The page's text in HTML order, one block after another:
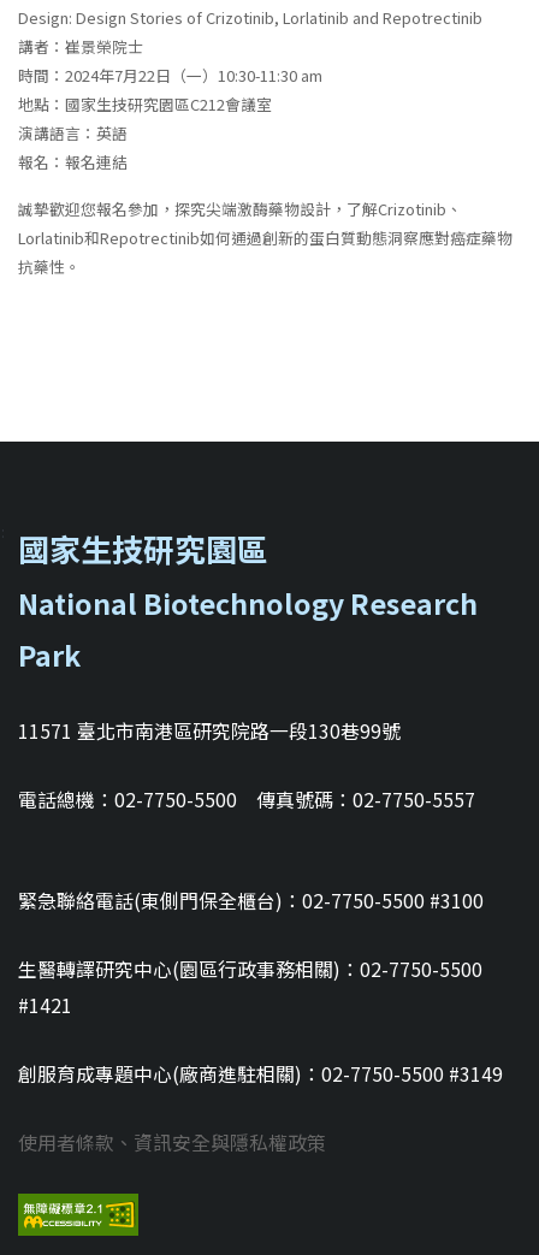
Design: Design Stories of Crizotinib, Lorlatinib and Repotrectinib
講者：崔景榮院士
時間：2024年7月22日（一）10:30-11:30 am
地點：國家生技研究園區C212會議室
演講語言：英語
報名： 報名連結
誠摯歡迎您報名參加，探究尖端激酶藥物設計，了解Crizotinib、
Lorlatinib和Repotrectinib如何通過創新的蛋白質動態洞察應對癌症藥物
抗藥性。
國家生技研究園區
National Biotechnology Research
Park
11571 臺北市南港區研究院路一段130巷99號
電話總機：02-7750-5500 傳真號碼：02-7750-5557
緊急聯絡電話(東側門保全櫃台)：02-7750-5500 #3100
生醫轉譯研究中心(園區行政事務相關)：02-7750-5500
#1421
創服育成專題中心(廠商進駐相關)：02-7750-5500 #3149
使用者條款、資訊安全與隱私權政策